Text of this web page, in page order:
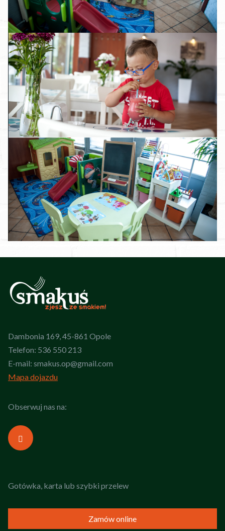
Dambonia 169, 45-861 Opole
Telefon: 536 550 213
E-mail: smakus.op@gmail.com
Mapa dojazdu
Obserwuj nas na:
Gotówka, karta lub szybki przelew
Zamów online